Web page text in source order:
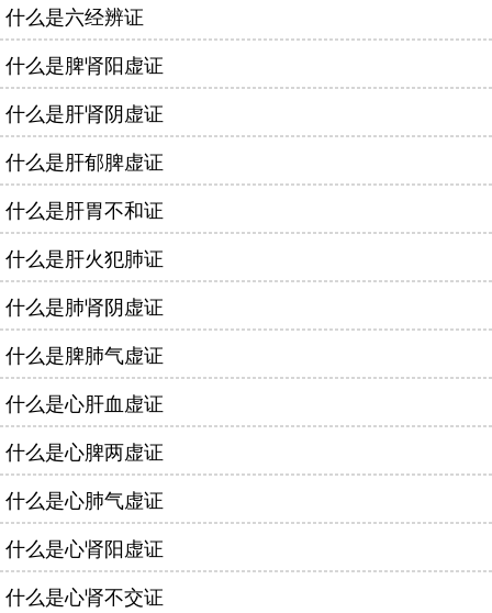
什么是六经辨证
什么是脾肾阳虚证
什么是肝肾阴虚证
什么是肝郁脾虚证
什么是肝胃不和证
什么是肝火犯肺证
什么是肺肾阴虚证
什么是脾肺气虚证
什么是心肝血虚证
什么是心脾两虚证
什么是心肺气虚证
什么是心肾阳虚证
什么是心肾不交证